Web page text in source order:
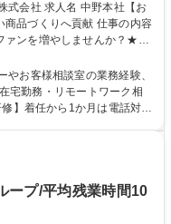
本社【お
りへ貢献 仕事の内容
ァンを増やしませんか？★≫
いく上で、窓口となるお客
らの声に迅速かつ誠意をも
動に反映しています。 【具
くりへ貢献
お客様相談室の業務経験、
宅勤務・リモートワーク相
ングループの広報機能を担
磨き上げたホスピタリティ
報関連業務を行っておりま
ープ/平均残業時間10